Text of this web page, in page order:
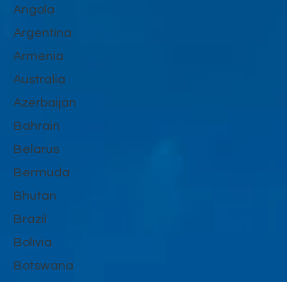
Angola
Argentina
Armenia
Australia
Azerbaijan
Bahrain
Belarus
Bermuda
Bhutan
Brazil
Bolivia
Botswana